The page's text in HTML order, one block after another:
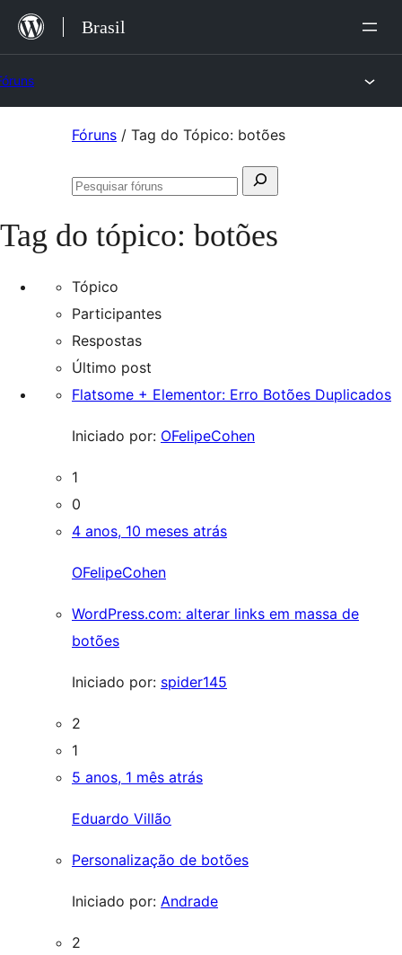
para
Brasil
Fóruns / Tag do Tópico: botões
Pesquisar
Pesquisar
Tag do tópico: botões
Tópico
Participantes
Respostas
Último post
Flatsome + Elementor: Erro Botões Duplicados
Iniciado por: OFelipeCohen
1
0
4 anos, 10 meses atrás
OFelipeCohen
WordPress.com: alterar links em massa de
botões
Iniciado por: spider145
2
1
5 anos, 1 mês atrás
Eduardo Villão
Personalização de botões
Iniciado por: Andrade
2